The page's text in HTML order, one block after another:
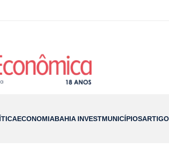
ECONOMIABAHIA INVESTMUNICÍPIOS